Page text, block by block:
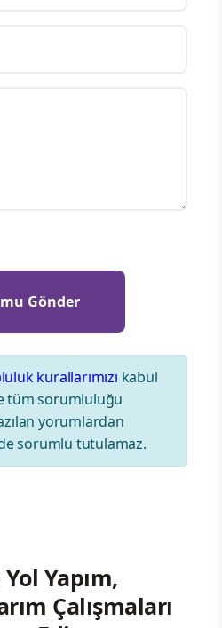
kurallarımızı kabul
tüm sorumluluğu
yorumlardan
sorumlu tutulamaz.
Yapım,
Çalışmaları